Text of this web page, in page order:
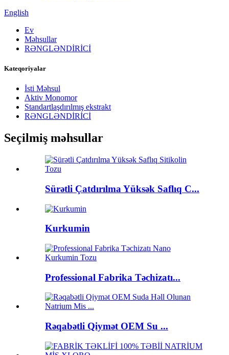
English
Ev
Məhsullar
RƏNGLƏNDİRİCİ
Kateqoriyalar
İsti Məhsul
Aktiv Monomor
Standartlaşdırılmış ekstrakt
RƏNGLƏNDİRİCİ
Seçilmiş məhsullar
Sürətli Çatdırılma Yüksək Saflıq C...
Kurkumin
Professional Fabrika Təchizatı...
Rəqabətli Qiymət OEM Su ...